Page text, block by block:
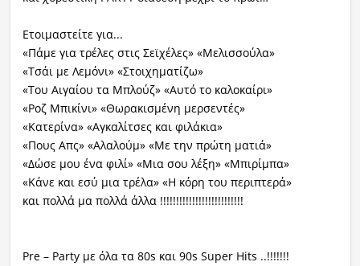
Ετοιμαστείτε για...
«Πάμε για τρέλες στις Σεϊχέλες» «Μελισσούλα»
«Τσάι με Λεμόνι» «Στοιχηματίζω»
«Του Αιγαίου τα Μπλούζ» «Αυτό το καλοκαίρι»
«Ροζ Μπικίνι» «Θωρακισμένη μερσεντές»
«Κατερίνα» «Αγκαλίτσες και φιλάκια»
«Πους Απς» «Αλαλούμ» «Με την πρώτη ματιά»
«Δώσε μου ένα φιλί» «Μια σου λέξη» «Μπιρίμπα»
«Κάνε και εσύ μια τρέλα» «Η κόρη του περιπτερά»
και πολλά μα πολλά άλλα !!!!!!!!!!!!!!!!!!!!!!!!!!
Pre – Party με όλα τα 80s και 90s Super Hits ..!!!!!!!